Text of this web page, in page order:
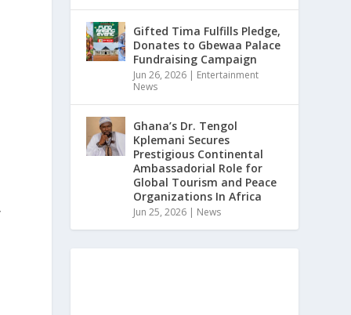
Gifted Tima Fulfills Pledge,
Donates to Gbewaa Palace
Fundraising Campaign
Jun 26, 2026 | Entertainment
News
Ghana’s Dr. Tengol
Kplemani Secures
Prestigious Continental
Ambassadorial Role for
Global Tourism and Peace
Organizations In Africa
Jun 25, 2026 | News